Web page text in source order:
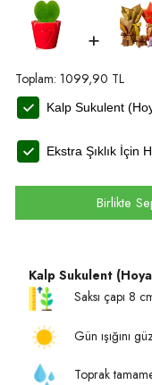
+
Toplam: 1099,90 TL
Kalp Sukulent
Ekstra Şıklık İçin
Birlikte
Kalp Sukulent
Saksı çapı 8
Gün ışığını
Toprak